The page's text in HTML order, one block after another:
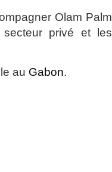
Olam Palm
secteur privé et les
au Gabon.